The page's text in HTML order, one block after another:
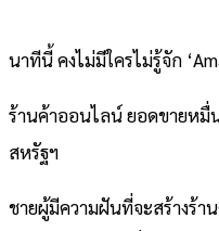
นาทีนี้ คงไม่มีใครไม่รู้จัก
ร้านค้าออนไลน์ ยอดขายห
สหรัฐฯ
ชายผู้มีความฝันที่จะสร้างร้